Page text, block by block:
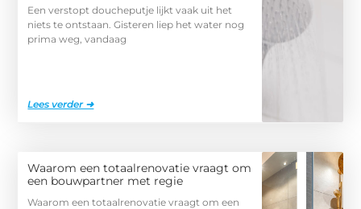
Een verstopt doucheputje lijkt vaak uit het
niets te ontstaan. Gisteren liep het water nog
prima weg, vandaag
Lees verder ➜
Waarom een totaalrenovatie vraagt om
een bouwpartner met regie
Waarom een totaalrenovatie vraagt om een